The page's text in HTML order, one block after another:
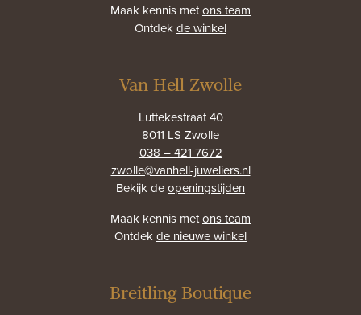
Maak kennis metons team
Ontdekde winkel
Van Hell Zwolle
Luttekestraat 40
8011 LS Zwolle
038 – 421 7672
zwolle@vanhell-juweliers.nl
Bekijk deopeningstijden
Maak kennis metons team
Ontdekde nieuwe winkel
Breitling Boutique